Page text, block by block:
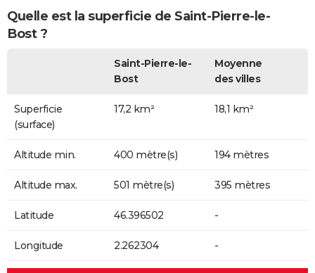
Quelle est la superficie de Saint-Pierre-le-
Bost ?
Saint-Pierre-le-
Bost
Moyenne
des villes
Superficie
(surface)
17,2 km² 18,1 km²
Altitude min. 400 mètre(s) 194 mètres
Altitude max. 501 mètre(s) 395 mètres
Latitude 46.396502 -
Longitude 2.262304 -